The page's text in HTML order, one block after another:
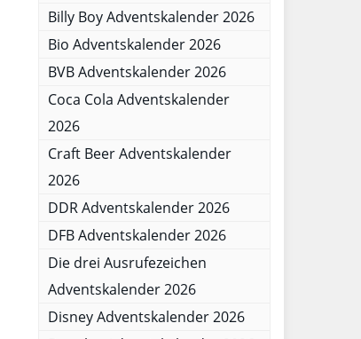
Billy Boy Adventskalender 2026
Bio Adventskalender 2026
BVB Adventskalender 2026
Coca Cola Adventskalender
2026
Craft Beer Adventskalender
2026
DDR Adventskalender 2026
DFB Adventskalender 2026
Die drei Ausrufezeichen
Adventskalender 2026
Disney Adventskalender 2026